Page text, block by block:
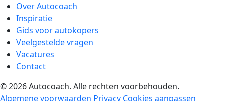
Over Autocoach
Inspiratie
Gids voor autokopers
Veelgestelde vragen
Vacatures
Contact
© 2026 Autocoach. Alle rechten voorbehouden.
Algemene voorwaarden Privacy Cookies aanpassen